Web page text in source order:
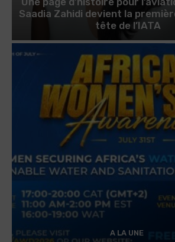
Saadia Zahidi devient la
tête de l’IATA
A LA UNE